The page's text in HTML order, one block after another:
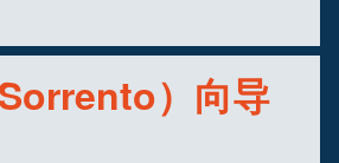
）向导